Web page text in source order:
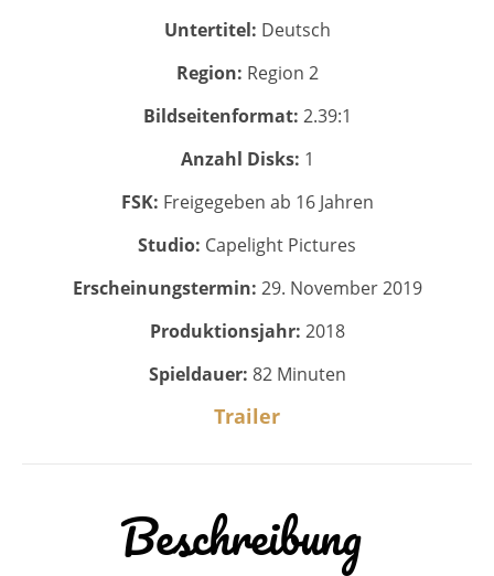
Untertitel: Deutsch
Region: Region 2
Bildseitenformat: 2.39:1
Anzahl Disks: 1
FSK: Freigegeben ab 16 Jahren
Studio: Capelight Pictures
Erscheinungstermin: 29. November 2019
Produktionsjahr: 2018
Spieldauer: 82 Minuten
Trailer
Beschreibung